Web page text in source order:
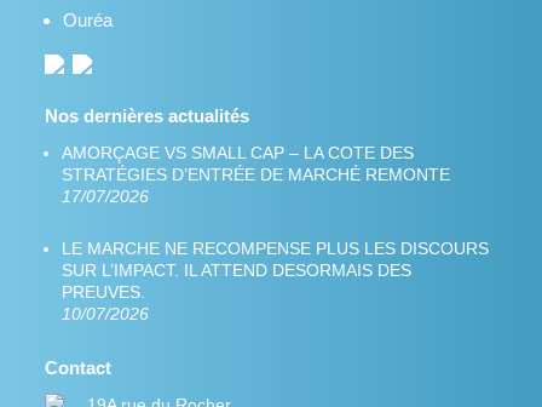
Ouréa
Nos dernières actualités
AMORÇAGE VS SMALL CAP – LA COTE DES
STRATÉGIES D’ENTRÉE DE MARCHÉ REMONTE
17/07/2026
LE MARCHE NE RECOMPENSE PLUS LES DISCOURS
SUR L’IMPACT. IL ATTEND DESORMAIS DES
PREUVES.
10/07/2026
Contact